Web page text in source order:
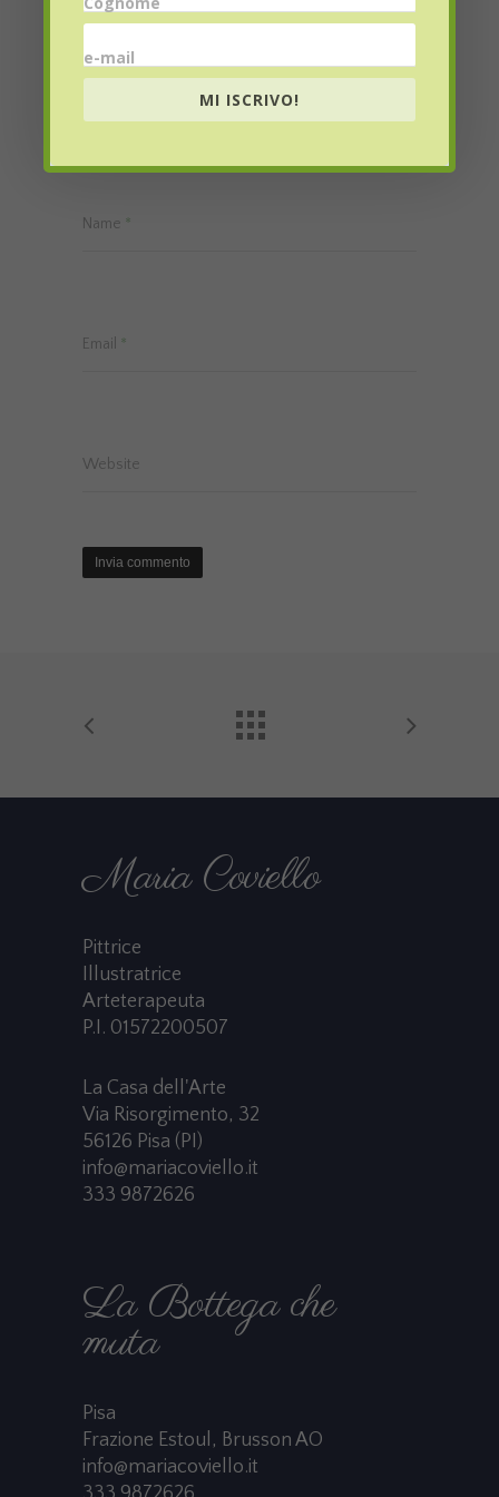
My comment is..
Name *
Email *
Website
Maria Coviello
Pittrice
Illustratrice
Arteterapeuta
P.I. 01572200507
La Casa dell'Arte
Via Risorgimento, 32
56126 Pisa (PI)
info@mariacoviello.it
333 9872626
La Bottega che
muta
Pisa
Frazione Estoul, Brusson AO
info@mariacoviello.it
e-mail
MI ISCRIVO!